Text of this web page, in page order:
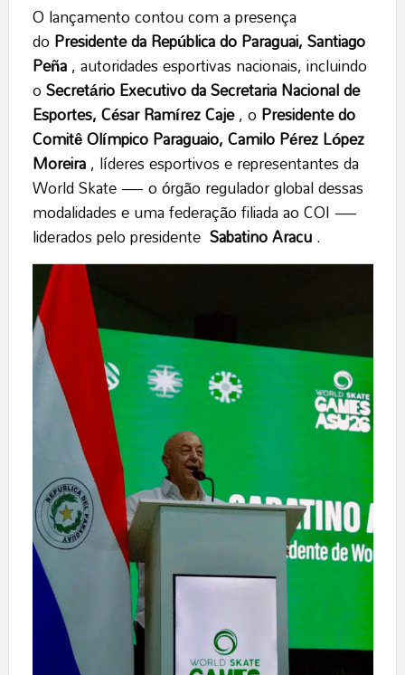
O lançamento contou com a presença
do Presidente da República do Paraguai, Santiago
Peña, autoridades esportivas nacionais, incluindo
oSecretário Executivo da Secretaria Nacional de
Esportes, César Ramírez Caje, o Presidente do
Comitê Olímpico Paraguaio, Camilo Pérez López
Moreira, líderes esportivos e representantes da
World Skate — o órgão regulador global dessas
modalidades e uma federação filiada ao COI —
liderados pelo presidente Sabatino Aracu.